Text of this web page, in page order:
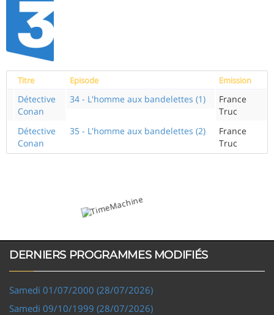
Titre Episode Emission
Détective
Conan
34 - L'homme aux bandelettes (1)
France
Truc
Détective
Conan
35 - L'homme aux bandelettes (2)
France
Truc
DERNIERS PROGRAMMES MODIFIÉS
Samedi 01/07/2000 (28/07/2026)
Samedi 09/10/1999 (28/07/2026)